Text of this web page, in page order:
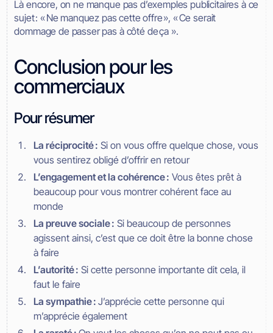
Là encore, on ne manque pas d’exemples publicitaires à ce
sujet : « Ne manquez pas cette offre », « Ce serait
dommage de passer pas à côté de ça ».
Conclusion pour les
commerciaux
Pour résumer
La réciprocité : Si on vous offre quelque chose, vous
vous sentirez obligé d’offrir en retour
L’engagement et la cohérence : Vous êtes prêt à
beaucoup pour vous montrer cohérent face au
monde
La preuve sociale : Si beaucoup de personnes
agissent ainsi, c’est que ce doit être la bonne chose
à faire
L’autorité : Si cette personne importante dit cela, il
faut le faire
La sympathie :J’apprécie cette personne qui
m’apprécie également